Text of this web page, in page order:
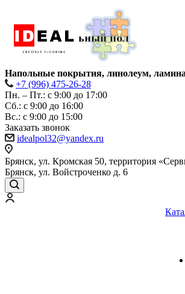
Напольные покрытия, линолеум,
+7 (996) 475-26-28
Пн. – Пт.: с 9:00 до 17:00
Сб.: с 9:00 до 16:00
Bc.: с 9:00 до 15:00
Заказать звонок
idealpol32@yandex.ru
Брянск, ул. Кромская 50, территория
Брянск, ул. Войстроченко д. 6